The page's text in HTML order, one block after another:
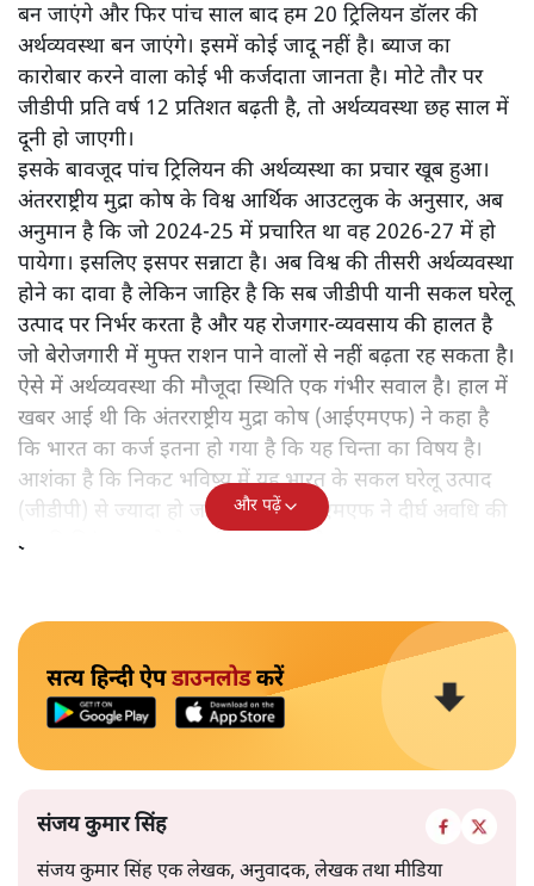
बन जाएंगे और फिर पांच साल बाद हम 20 ट्रिलियन डॉलर की
अर्थव्यवस्था बन जाएंगे। इसमें कोई जादू नहीं है। ब्याज का
कारोबार करने वाला कोई भी कर्जदाता जानता है। मोटे तौर पर
जीडीपी प्रति वर्ष 12 प्रतिशत बढ़ती है, तो अर्थव्यवस्था छह साल में
दूनी हो जाएगी।
इसके बावजूद पांच ट्रिलियन की अर्थव्यस्था का प्रचार खूब हुआ।
अंतरराष्ट्रीय मुद्रा कोष के विश्व आर्थिक आउटलुक के अनुसार, अब
अनुमान है कि जो 2024-25 में प्रचारित था वह 2026-27 में हो
पायेगा। इसलिए इसपर सन्नाटा है। अब विश्व की तीसरी अर्थव्यवस्था
होने का दावा है लेकिन जाहिर है कि सब जीडीपी यानी सकल घरेलू
उत्पाद पर निर्भर करता है और यह रोजगार-व्यवसाय की हालत है
जो बेरोजगारी में मुफ्त राशन पाने वालों से नहीं बढ़ता रह सकता है।
ऐसे में अर्थव्यवस्था की मौजूदा स्थिति एक गंभीर सवाल है। हाल में
खबर आई थी कि अंतरराष्ट्रीय मुद्रा कोष (आईएमएफ) ने कहा है
कि भारत का कर्ज इतना हो गया है कि यह चिन्ता का विषय है।
आशंका है कि निकट भविष्य में यह भारत के सकल घरेलू उत्पाद
(जीडीपी) से ज्यादा हो जाये। ऐसे में आईएमएफ ने दीर्घ अवधि की
इसकी निरंतरता को लेकर चिन्ता जताई है।
और पढ़ें
सत्य हिन्दी ऐपडाउनलोडकरें
संजय कुमार सिंह
संजय कुमार सिंह एक लेखक, अनुवादक, लेखक तथा मीडिया